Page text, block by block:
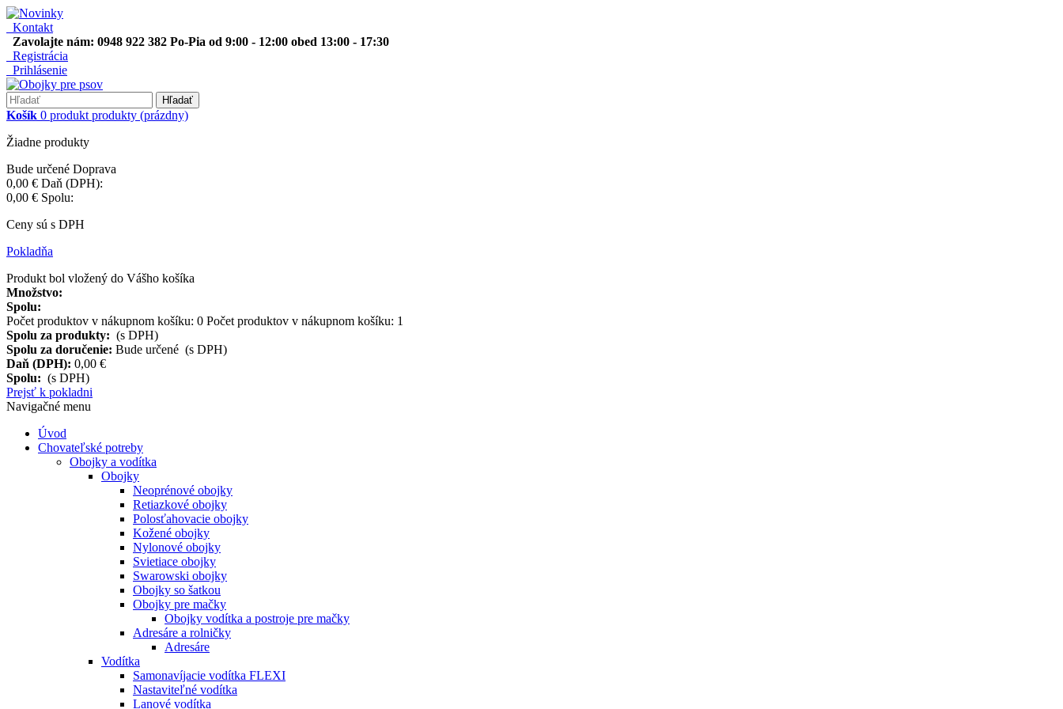
Kontakt
Zavolajte nám: 0948 922 382 Po-Pia od 9:00 - 12:00 obed 13:00 - 17:30
Registrácia
Prihlásenie
Hľadať
Košík 0 produkt produkty (prázdny)
Žiadne produkty
Bude určené Doprava
0,00 € Daň (DPH):
0,00 € Spolu:
Ceny sú s DPH
Pokladňa
Produkt bol vložený do Vášho košíka
Množstvo:
Spolu:
Počet produktov v nákupnom košíku: 0 Počet produktov v nákupnom košíku: 1
Spolu za produkty: (s DPH)
Spolu za doručenie: Bude určené (s DPH)
Daň (DPH): 0,00 €
Spolu: (s DPH)
Prejsť k pokladni
Navigačné menu
Úvod
Chovateľské potreby
Obojky a vodítka
Obojky
Neoprénové obojky
Retiazkové obojky
Polosťahovacie obojky
Kožené obojky
Nylonové obojky
Svietiace obojky
Swarowski obojky
Obojky so šatkou
Obojky pre mačky
Obojky vodítka a postroje pre mačky
Adresáre a rolničky
Adresáre
Vodítka
Samonavíjacie vodítka FLEXI
Nastaviteľné vodítka
Lanové vodítka